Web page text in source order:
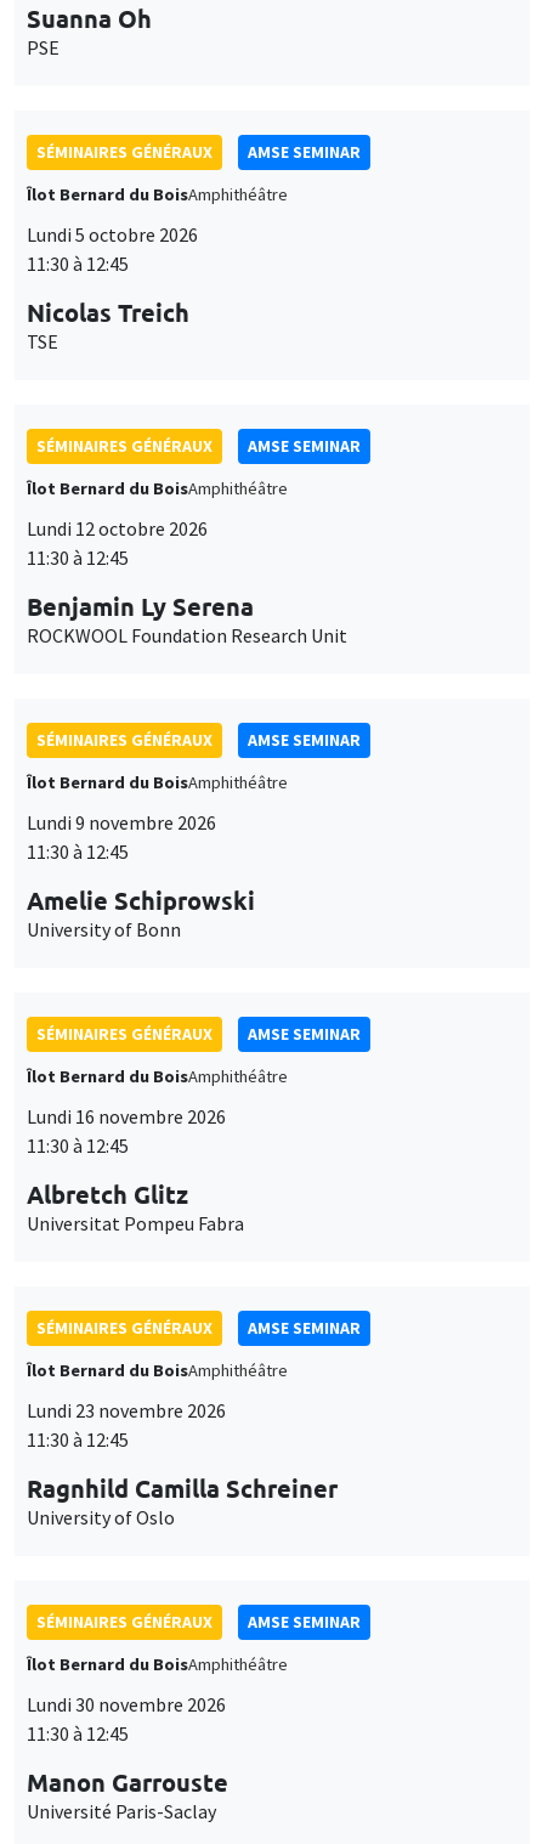
Suanna Oh
PSE
SÉMINAIRES GÉNÉRAUX
AMSE SEMINAR
Îlot Bernard du BoisAmphithéâtre
Lundi 5 octobre 2026
11:30 à 12:45
Nicolas Treich
TSE
SÉMINAIRES GÉNÉRAUX
AMSE SEMINAR
Îlot Bernard du BoisAmphithéâtre
Lundi 12 octobre 2026
11:30 à 12:45
Benjamin Ly Serena
ROCKWOOL Foundation Research Unit
SÉMINAIRES GÉNÉRAUX
AMSE SEMINAR
Îlot Bernard du BoisAmphithéâtre
Lundi 9 novembre 2026
11:30 à 12:45
Amelie Schiprowski
University of Bonn
SÉMINAIRES GÉNÉRAUX
AMSE SEMINAR
Îlot Bernard du BoisAmphithéâtre
Lundi 16 novembre 2026
11:30 à 12:45
Albretch Glitz
Universitat Pompeu Fabra
SÉMINAIRES GÉNÉRAUX
AMSE SEMINAR
Îlot Bernard du BoisAmphithéâtre
Lundi 23 novembre 2026
11:30 à 12:45
Ragnhild Camilla Schreiner
University of Oslo
SÉMINAIRES GÉNÉRAUX
AMSE SEMINAR
Îlot Bernard du BoisAmphithéâtre
Lundi 30 novembre 2026
11:30 à 12:45
Manon Garrouste
Université Paris-Saclay